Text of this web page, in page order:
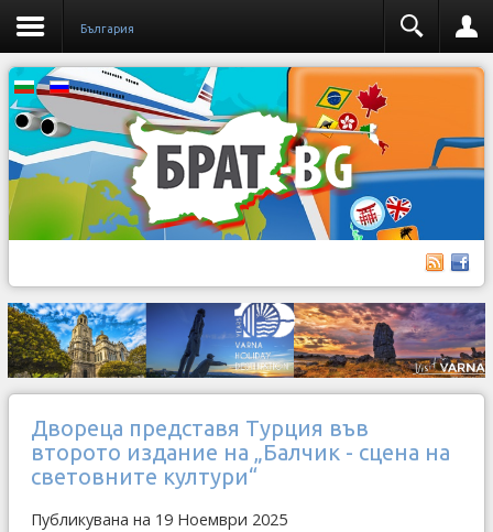
България
Двореца представя Турция във
второто издание на „Балчик - сцена на
световните култури“
Публикувана на 19 Ноември 2025